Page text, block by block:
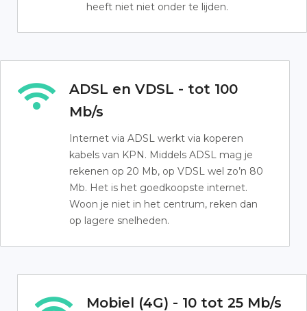
heeft niet niet onder te lijden.
ADSL en VDSL - tot 100
Mb/s
Internet via ADSL werkt via koperen
kabels van KPN. Middels ADSL mag je
rekenen op 20 Mb, op VDSL wel zo’n 80
Mb. Het is het goedkoopste internet.
Woon je niet in het centrum, reken dan
op lagere snelheden.
Mobiel (4G) - 10 tot 25 Mb/s